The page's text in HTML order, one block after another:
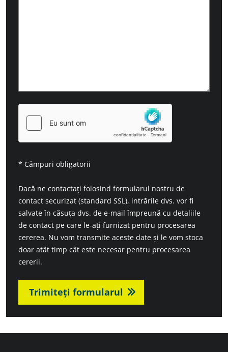
* Câmpuri obligatorii
Dacă ne contactați folosind formularul nostru de
contact securizat (standard SSL), intrările dvs. vor fi
salvate în căsuța dvs. de e-mail împreună cu detaliile
de contact pe care le-ați furnizat pentru procesarea
cererea. Nu vom transmite aceste date și le vom stoca
doar atât timp cât este necesar pentru procesarea
cererii.
Trimiteți formularul